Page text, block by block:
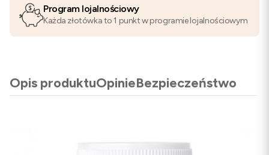
Program lojalnościowy
Każda złotówka to 1 punkt w programie lojalnościowym
Opis produktuOpinieBezpieczeństwo